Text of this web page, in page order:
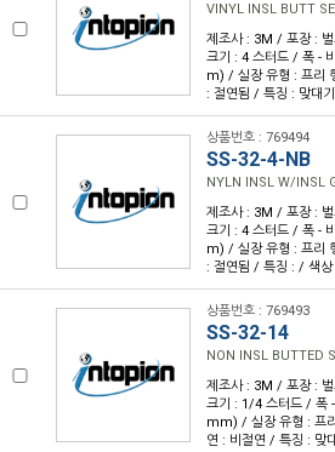
VINYL INSL BUTT
제조사 : 3M / 포장 :
크기 : 4 스터드 / 폭 -
m) / 실장 유형 : 프리
: 절연됨 / 특징 : 맞대
상품번호 : 769494
SS-32-4-NB
NYLN INSL W/INSL
제조사 : 3M / 포장 :
크기 : 4 스터드 / 폭 -
m) / 실장 유형 : 프리
: 절연됨 / 특징 : / 색상
상품번호 : 769493
SS-32-14
NON INSL BUTTED
제조사 : 3M / 포장 :
크기 : 1/4 스터드 / 폭
mm) / 실장 유형 : 프
연 : 비절연 / 특징 : 맞